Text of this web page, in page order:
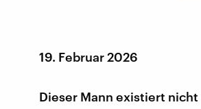
19. Februar 2026
Dieser Mann existiert